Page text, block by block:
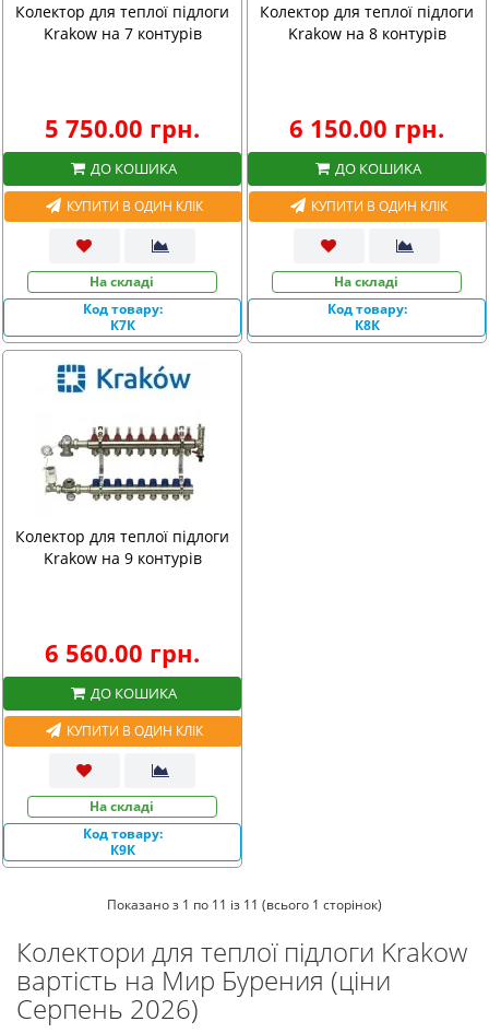
Колектор для теплої підлоги
Krakow на 7 контурів
5 750.00 грн.
ДО КОШИКА
КУПИТИ В ОДИН КЛІК
На складі
Код товару:
К7К
Колектор для теплої підлоги
Krakow на 8 контурів
6 150.00 грн.
ДО КОШИКА
КУПИТИ В ОДИН КЛІК
На складі
Код товару:
К8К
Колектор для теплої підлоги
Krakow на 9 контурів
6 560.00 грн.
ДО КОШИКА
КУПИТИ В ОДИН КЛІК
На складі
Код товару:
К9К
Показано з 1 по 11 із 11 (всього 1 сторінок)
Колектори для теплої підлоги Krakow
вартість на Мир Бурения (ціни
Серпень 2026)